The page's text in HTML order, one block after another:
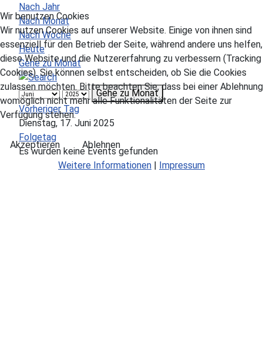
Nach Jahr
Nach Monat
Nach Woche
Heute
Gehe zu Monat
Gehe zu Monat
Vorheriger Tag
Dienstag, 17. Juni 2025
Folgetag
Es wurden keine Events gefunden
Wir benutzen Cookies
Wir nutzen Cookies auf unserer Website. Einige von ihnen sind
essenziell für den Betrieb der Seite, während andere uns helfen,
diese Website und die Nutzererfahrung zu verbessern (Tracking
Cookies). Sie können selbst entscheiden, ob Sie die Cookies
zulassen möchten. Bitte beachten Sie, dass bei einer Ablehnung
womöglich nicht mehr alle Funktionalitäten der Seite zur
Verfügung stehen.
Akzeptieren
Ablehnen
Weitere Informationen | Impressum